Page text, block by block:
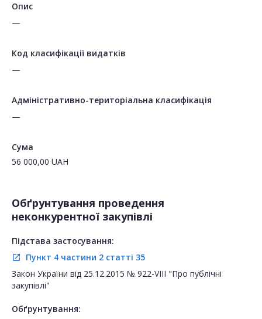
Опис
—
Код класифікації видатків
—
Адміністративно-територіальна класифікація
—
Сума
56 000,00 UAH
Обґрунтування проведення
неконкурентної закупівлі
Підстава застосування:
open_in_new
Пункт 4 частини 2 статті 35
Закон України від 25.12.2015 № 922-VIII "Про публічні
закупівлі"
Обґрунтування: